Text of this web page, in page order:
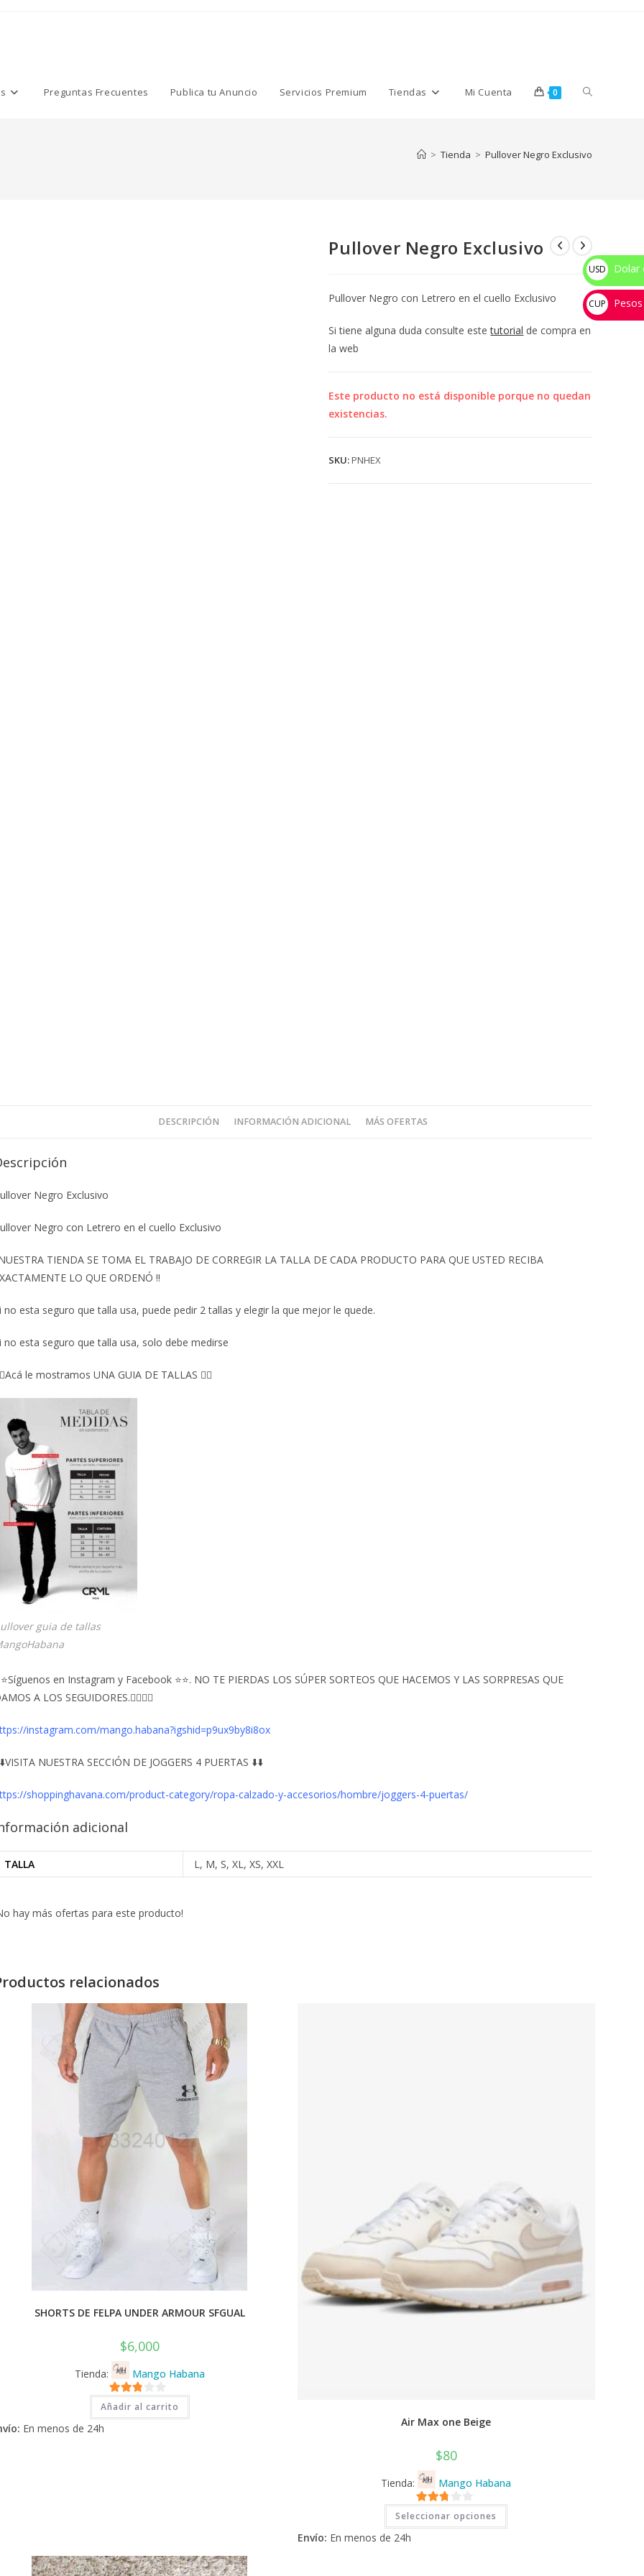
Preguntas Frecuentes Publica tu Anuncio Servicios Premium Tiendas Mi Cuenta 0 Alternar
la
web
> Tienda > Pullover Negro Exclusivo
Pullover Negro Exclusivo
Pullover Negro con Letrero en el cuello Exclusivo
Si tiene alguna duda consulte estetutorial de compra en
la web
Este producto no está disponible porque no quedan
existencias.
SKU:PNHEX
DESCRIPCIÓN INFORMACIÓN ADICIONAL MÁS OFERTAS
Negro Exclusivo
Negro con Letrero en el cuello Exclusivo
TIENDA SE TOMA EL TRABAJO DE CORREGIR LA TALLA DE CADA PRODUCTO PARA QUE USTED RECIBA
LO QUE ORDENÓ ‼️
no esta seguro que talla usa, puede pedir 2 tallas y elegir la que mejor le quede.
no esta seguro que talla usa, solo debe medirse
le mostramos UNA GUIA DE TALLAS 👇🏻
guia de tallas
en Instagram y Facebook ⭐⭐. NO TE PIERDAS LOS SÚPER SORTEOS QUE HACEMOS Y LAS SORPRESAS QUE
A LOS SEGUIDORES.👇🏻👇🏻
instagram.com/mango.habana?igshid=p9ux9by8i8ox
NUESTRA SECCIÓN DE JOGGERS 4 PUERTAS ⬇️⬇️
shoppinghavana.com/product-category/ropa-calzado-y-accesorios/hombre/joggers-4-puertas/
adicional
TALLA L, M, S, XL, XS, XXL
hay más ofertas para este producto!
relacionados
SHORTS DE FELPA UNDER ARMOUR SFGUAL
$6,000
Tienda: Mango Habana
2.71
de 5
Añadir al carrito
En menos de 24h
Air Max one Beige
$80
Tienda: Mango Habana
2.71
de 5
Seleccionar opciones
Este
tiene
Envío: En menos de 24h
USD
$
Dolar
CUP
💰
Pesos